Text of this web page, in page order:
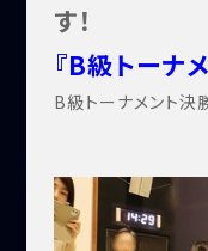
す！
『B級トーナ
B級トーナメント決